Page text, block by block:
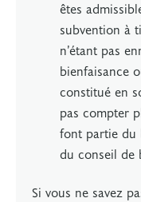
êtes
subvention à
n’étant pas
bienfaisance
constitué en
pas compter
font partie du
du conseil de
Si vous ne savez